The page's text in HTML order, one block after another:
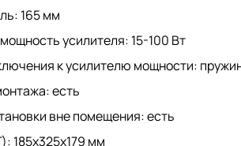
165 мм
усилителя: 15-100 Вт
к усилителю мощности:
есть
вне помещения: есть
185x325x179 мм